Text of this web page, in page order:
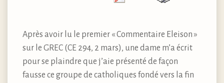
Après avoir lu le premier « Commentaire Eleison »
sur le GREC (CE 294, 2 mars), une dame m’a écrit
pour se plaindre que j’aie présenté de façon
fausse ce groupe de catholiques fondé vers la fin